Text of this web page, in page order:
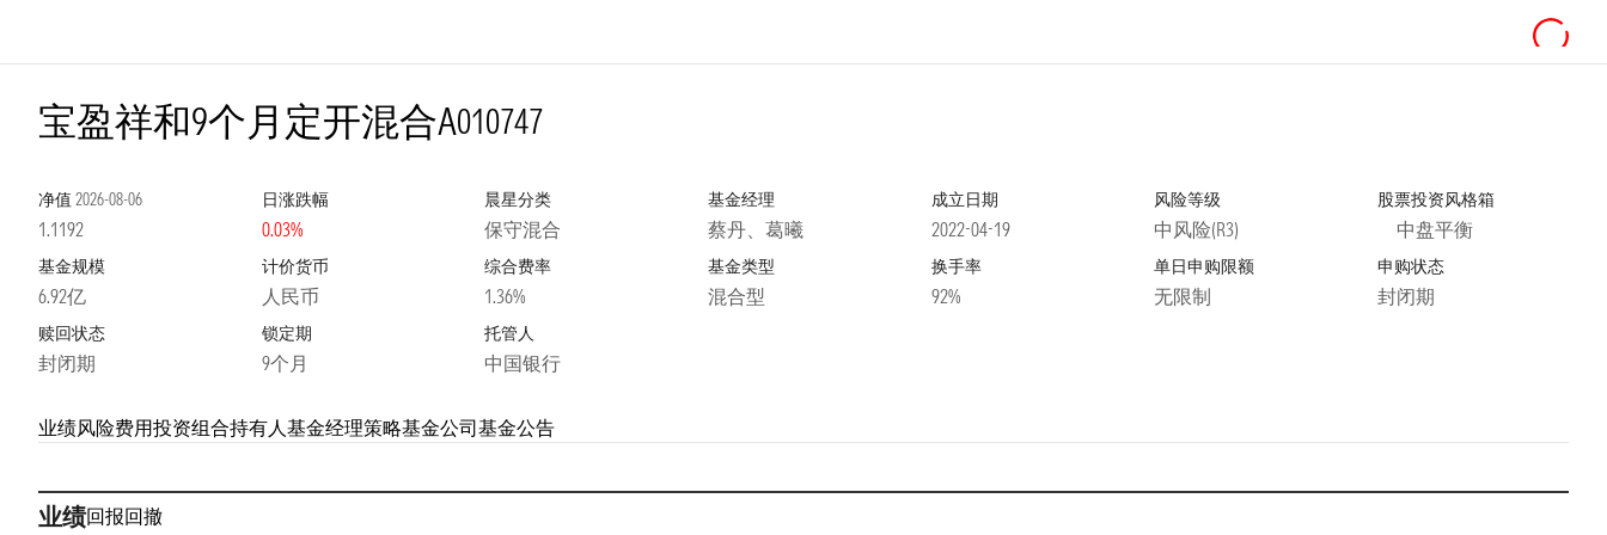
宝盈祥和9个月定开混合A010747
净值 2026-08-06
1.1192
日涨跌幅
0.03%
晨星分类
保守混合
基金经理
蔡丹、葛曦
成立日期
2022-04-19
风险等级
中风险(R3)
股票投资风格箱
中盘平衡
基金规模
6.92亿
计价货币
人民币
综合费率
1.36%
基金类型
混合型
换手率
92%
单日申购限额
无限制
申购状态
封闭期
赎回状态
封闭期
锁定期
9个月
托管人
中国银行
业绩风险费用投资组合持有人基金经理策略基金公司基金公告
业绩回报回撤